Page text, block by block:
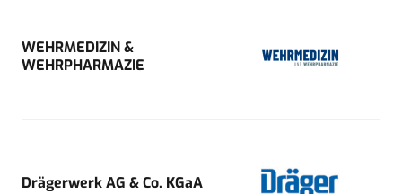
WEHRMEDIZIN &
WEHRPHARMAZIE
Drägerwerk AG & Co. KGaA